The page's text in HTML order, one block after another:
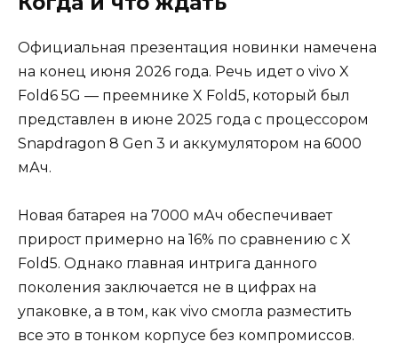
Официальная презентация новинки намечена
на конец июня 2026 года. Речь идет о vivo X
Fold6 5G — преемнике X Fold5, который был
представлен в июне 2025 года с процессором
Snapdragon 8 Gen 3 и аккумулятором на 6000
мАч.
Новая батарея на 7000 мАч обеспечивает
прирост примерно на 16% по сравнению с X
Fold5. Однако главная интрига данного
поколения заключается не в цифрах на
упаковке, а в том, как vivo смогла разместить
все это в тонком корпусе без компромиссов.